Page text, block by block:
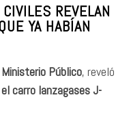
REVELAN
YA HABÍAN
Ministerio Público, reveló
carro lanzagases J-